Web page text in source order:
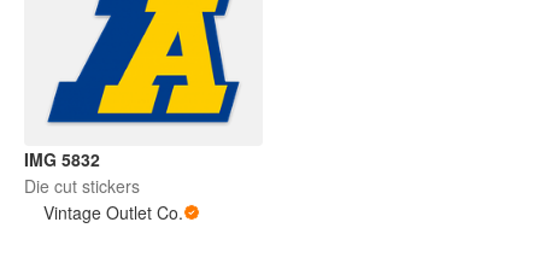
IMG 5832
Die cut stickers
Vintage Outlet Co.